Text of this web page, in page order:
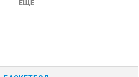
ЕЩЕ